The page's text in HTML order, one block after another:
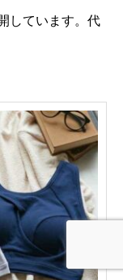
しています。代